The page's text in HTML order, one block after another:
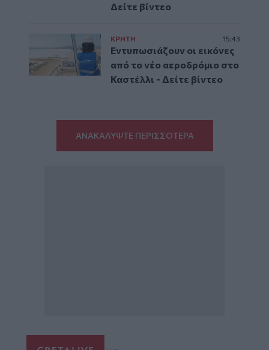
Δείτε βίντεο
ΚΡΗΤΗ 15:43
Εντυπωσιάζουν οι εικόνες
από το νέο αεροδρόμιο στο
Καστέλλι - Δείτε βίντεο
ΑΝΑΚΑΛΥΨΤΕ ΠΕΡΙΣΣΟΤΕΡΑ